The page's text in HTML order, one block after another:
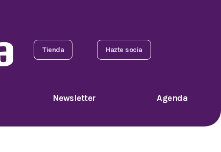
Tienda Hazte socia
Newsletter Agenda